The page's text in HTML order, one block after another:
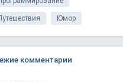
Юмор
комментарии